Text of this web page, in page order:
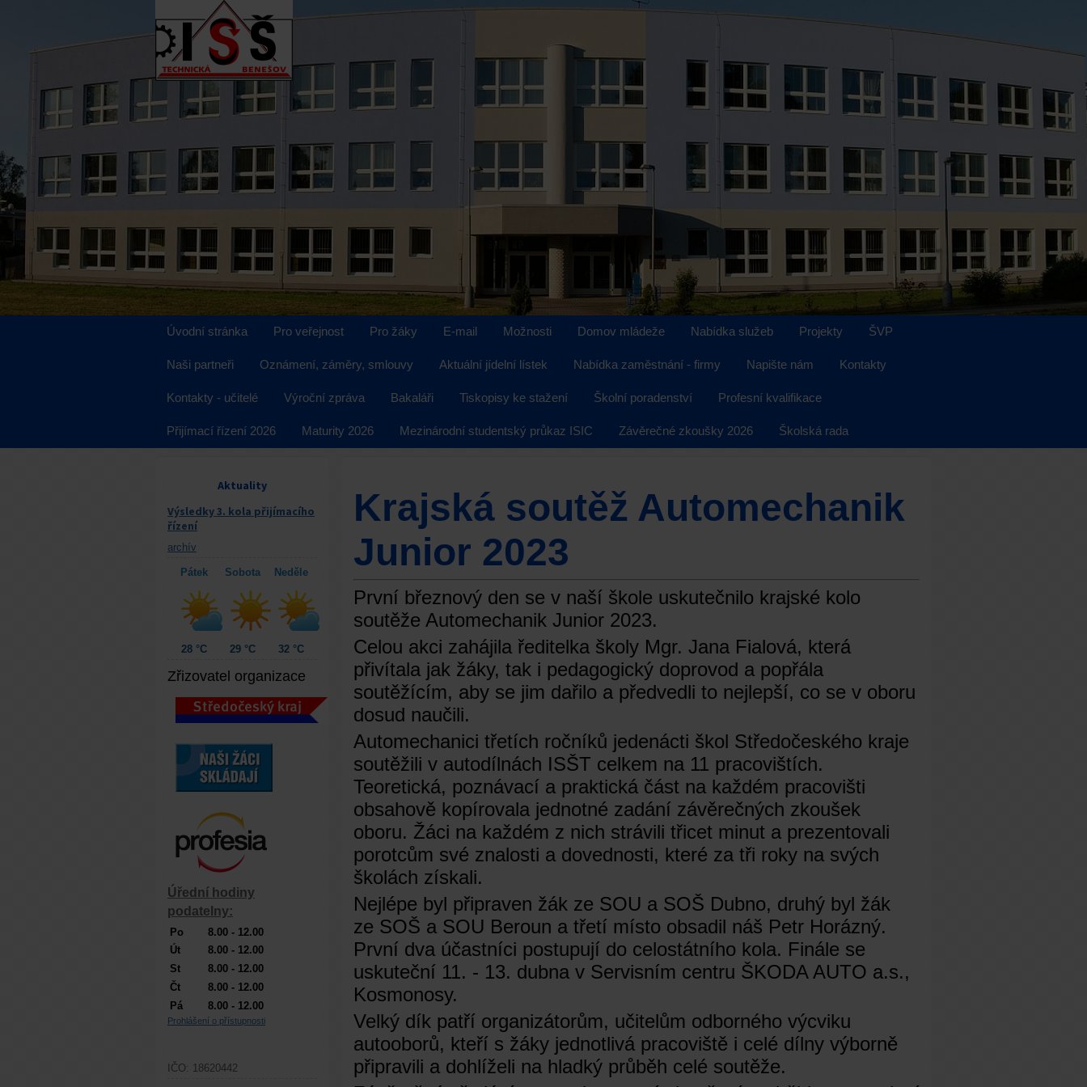
Úvodní stránka Pro veřejnost Pro žáky E-mail Možnosti Domov mládeže Nabídka služeb Projekty ŠVP
Naši partneři Oznámení, záměry, smlouvy Aktuální jídelní lístek Nabídka zaměstnání - firmy Napište nám Kontakty
Kontakty - učitelé Výroční zpráva Bakaláři Tiskopisy ke stažení Školní poradenství Profesní kvalifikace
Přijímací řízení 2026 Maturity 2026 Mezinárodní studentský průkaz ISIC Závěrečné zkoušky 2026 Školská rada
Krajská soutěž Automechanik
Junior 2023
První březnový den se v naší škole uskutečnilo krajské kolo
soutěže Automechanik Junior 2023.
Celou akci zahájila ředitelka školy Mgr. Jana Fialová, která
přivítala jak žáky, tak i pedagogický doprovod a popřála
soutěžícím, aby se jim dařilo a předvedli to nejlepší, co se v oboru
dosud naučili.
Automechanici třetích ročníků jedenácti škol Středočeského kraje
soutěžili v autodílnách ISŠT celkem na 11 pracovištích.
Teoretická, poznávací a praktická část na každém pracovišti
obsahově kopírovala jednotné zadání závěrečných zkoušek
oboru. Žáci na každém z nich strávili třicet minut a prezentovali
porotcům své znalosti a dovednosti, které za tři roky na svých
školách získali.
Nejlépe byl připraven žák ze SOU a SOŠ Dubno, druhý byl žák
ze SOŠ a SOU Beroun a třetí místo obsadil náš Petr Horázný.
První dva účastníci postupují do celostátního kola. Finále se
uskuteční 11. - 13. dubna v Servisním centru ŠKODA AUTO a.s.,
Kosmonosy.
Velký dík patří organizátorům, učitelům odborného výcviku
autooborů, kteří s žáky jednotlivá pracoviště i celé dílny výborně
připravili a dohlíželi na hladký průběh celé soutěže.
Aktuality
Výsledky 3. kola přijímacího
řízení
archív
Pátek
28 °C
Sobota
29 °C
Neděle
32 °C
Zřizovatel organizace
Úřední hodiny
podatelny:
Po
8.00 - 12.00
Út
8.00 - 12.00
St
8.00 - 12.00
Čt
8.00 - 12.00
Pá
8.00 - 12.00
Prohlášení o přístupnosti
IČO: 18620442